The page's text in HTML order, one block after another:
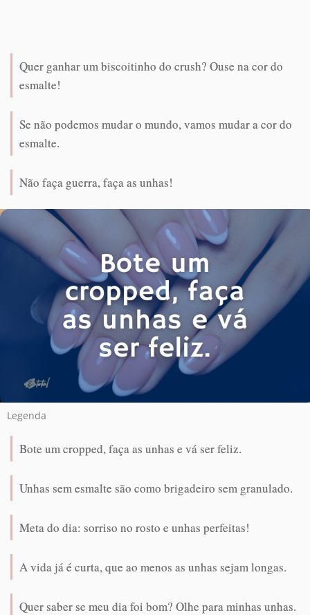
Quer ganhar um biscoitinho do crush? Ouse na cor do
esmalte!
Se não podemos mudar o mundo, vamos mudar a cor do
esmalte.
Não faça guerra, faça as unhas!
Legenda
Bote um cropped, faça as unhas e vá ser feliz.
Unhas sem esmalte são como brigadeiro sem granulado.
Meta do dia: sorriso no rosto e unhas perfeitas!
A vida já é curta, que ao menos as unhas sejam longas.
Quer saber se meu dia foi bom? Olhe para minhas unhas.